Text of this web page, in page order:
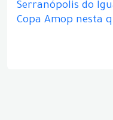
Serranópolis do
Copa Amop nesta